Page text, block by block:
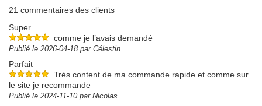
21 commentaires des clients
Super
comme je l’avais demandé
Publié le 2026-04-18 par Célestin
Parfait
Très content de ma commande rapide et comme sur
le site je recommande
Publié le 2024-11-10 par Nicolas